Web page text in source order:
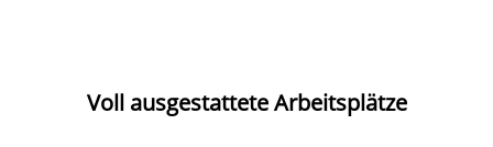
Voll ausgestattete Arbeitsplätze